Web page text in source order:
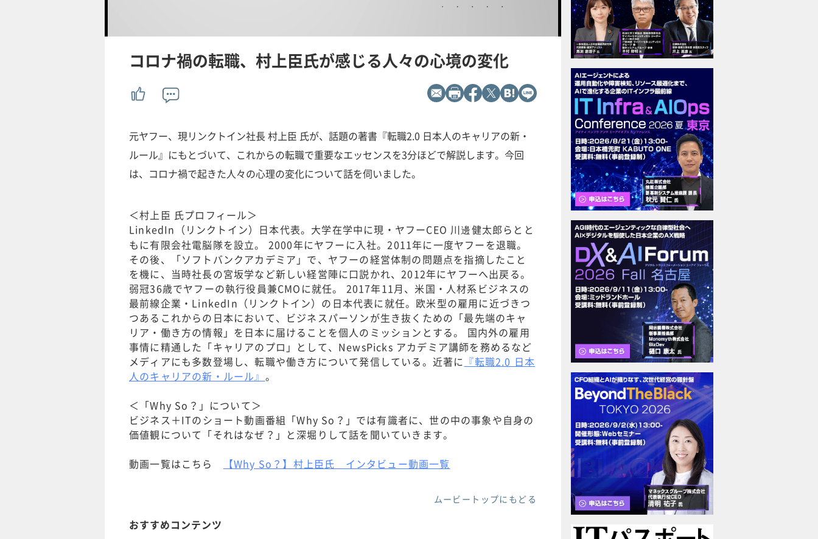
n
o
e
d
:
l
a
t
e
コロナ禍の転職、村上臣氏が感じる人々の心境の変化
元ヤフー、現リンクトイン社長 村上臣 氏が、話題の著書『転職2.0 日本人のキャリアの新・
ルール』にもとづいて、これからの転職で重要なエッセンスを3分ほどで解説します。今回
は、コロナ禍で起きた人々の心理の変化について話を伺いました。
＜村上臣 氏プロフィール＞
LinkedIn（リンクトイン）日本代表。大学在学中に現・ヤフーCEO 川邊健太郎らとと
もに有限会社電脳隊を設立。 2000年にヤフーに入社。2011年に一度ヤフーを退職。
その後、「ソフトバンクアカデミア」で、ヤフーの経営体制の問題点を指摘したこと
を機に、当時社長の宮坂学など新しい経営陣に口説かれ、2012年にヤフーへ出戻る。
弱冠36歳でヤフーの執行役員兼CMOに就任。 2017年11月、米国・人材系ビジネスの
最前線企業・LinkedIn（リンクトイン）の日本代表に就任。欧米型の雇用に近づきつ
つあるこれからの日本において、ビジネスパーソンが生き抜くための「最先端のキャ
リア・働き方の情報」を日本に届けることを個人のミッションとする。 国内外の雇用
事情に精通した「キャリアのプロ」として、NewsPicks アカデミア講師を務めるなど
メディアにも多数登場し、転職や働き方について発信している。近著に 『転職2.0 日本
人のキャリアの新・ルール』 。
＜「Why So？」について＞
ビジネス＋ITのショート動画番組「Why So？」では有識者に、世の中の事象や自身の
価値観について「それはなぜ？」と深堀りして話を聞いていきます。
動画一覧はこちら
【Why So？】村上臣氏 インタビュー動画一覧
ムービートップにもどる
おすすめコンテンツ